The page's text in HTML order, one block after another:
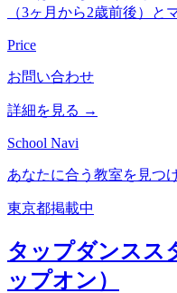
（3ヶ月から2歳前後）と
Price
お問い合わせ
詳細を見る →
School Navi
あなたに合う教室を見つ
東京都掲載中
タップダンスス
ップオン）